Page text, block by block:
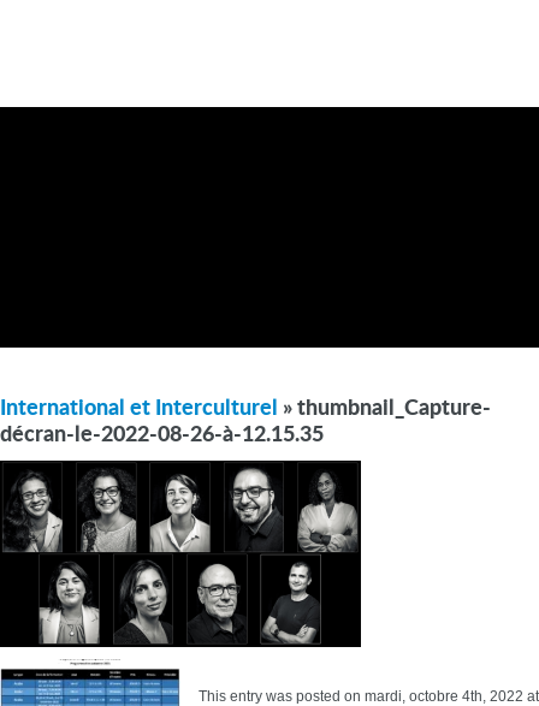
International et Interculturel » thumbnail_Capture-
décran-le-2022-08-26-à-12.15.35
This entry was posted on mardi, octobre 4th, 2022 at